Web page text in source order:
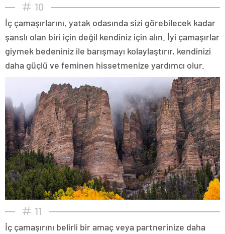
10
İç çamaşırlarını, yatak odasında sizi görebilecek kadar
şanslı olan biri için değil kendiniz için alın. İyi çamaşırlar
giymek bedeniniz ile barışmayı kolaylaştırır, kendinizi
daha güçlü ve feminen hissetmenize yardımcı olur.
11
İç çamaşırını belirli bir amaç veya partnerinize daha